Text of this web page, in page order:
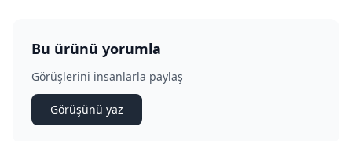
Bu ürünü yorumla
Görüşlerini insanlarla paylaş
Görüşünü yaz